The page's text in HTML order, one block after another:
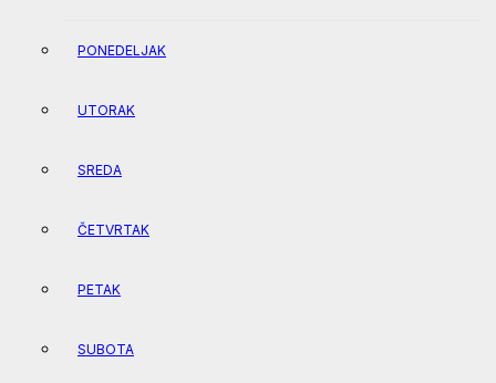
PONEDELJAK
UTORAK
SREDA
ČETVRTAK
PETAK
SUBOTA